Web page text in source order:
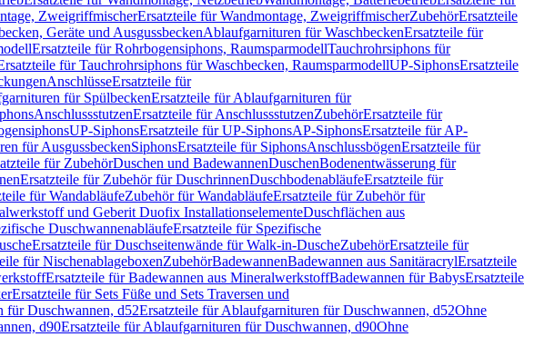
ZweigriffmischerErsatzteile für Wandmontage, ZweigriffmischerZubehörErsatzteile
Geräte und AusgussbeckenAblaufgarnituren für WaschbeckenErsatzteile für
Ersatzteile für Rohrbogensiphons, RaumsparmodellTauchrohrsiphons für
für Tauchrohrsiphons für Waschbecken, RaumsparmodellUP-SiphonsErsatzteile
AnschlüsseErsatzteile für
für SpülbeckenErsatzteile für Ablaufgarnituren für
AnschlussstutzenErsatzteile für AnschlussstutzenZubehörErsatzteile für
UP-SiphonsErsatzteile für UP-SiphonsAP-SiphonsErsatzteile für AP-
für AusgussbeckenSiphonsErsatzteile für SiphonsAnschlussbögenErsatzteile für
für ZubehörDuschen und BadewannenDuschenBodenentwässerung für
Ersatzteile für Zubehör für DuschrinnenDuschbodenabläufeErsatzteile für
für WandabläufeZubehör für WandabläufeErsatzteile für Zubehör für
und Geberit Duofix InstallationselementeDuschflächen aus
DuschwannenabläufeErsatzteile für Spezifische
Ersatzteile für Duschseitenwände für Walk-in-DuscheZubehörErsatzteile für
für NischenablageboxenZubehörBadewannenBadewannen aus SanitäracrylErsatzteile
Ersatzteile für Badewannen aus MineralwerkstoffBadewannen für BabysErsatzteile
Ersatzteile für Sets Füße und Sets Traversen und
für Duschwannen, d52Ersatzteile für Ablaufgarnituren für Duschwannen, d52Ohne
d90Ersatzteile für Ablaufgarnituren für Duschwannen, d90Ohne